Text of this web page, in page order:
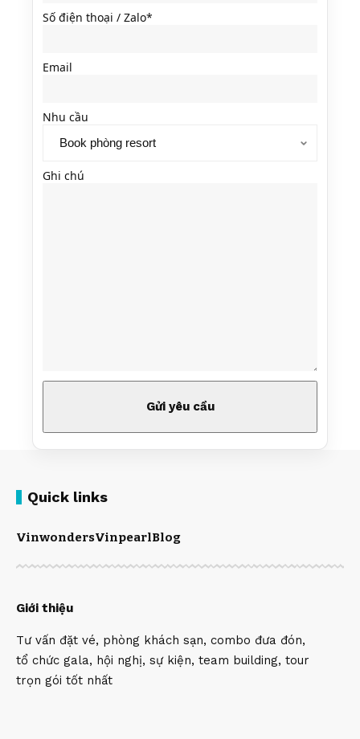
Số điện thoại / Zalo*
Email
Nhu cầu
Ghi chú
Quick links
VinwondersVinpearlBlog
Giới thiệu
Tư vấn đặt vé, phòng khách sạn, combo đưa đón,
tổ chức gala, hội nghị, sự kiện, team building, tour
trọn gói tốt nhất